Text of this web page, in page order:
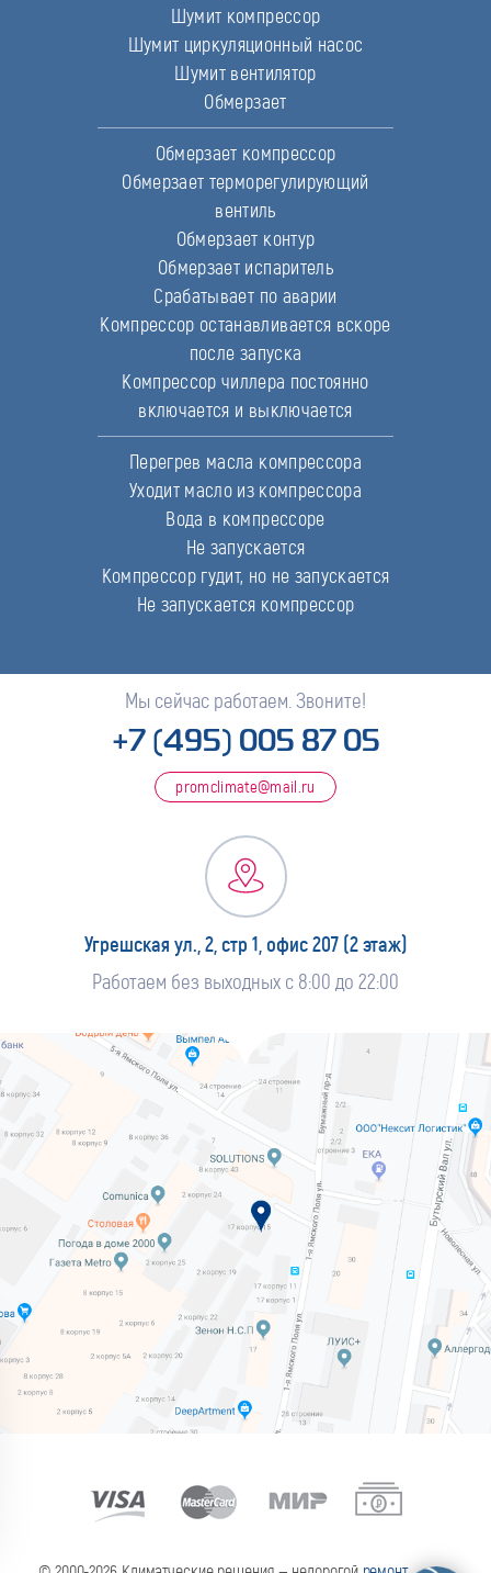
Шумит компрессор
Шумит циркуляционный насос
Шумит вентилятор
Обмерзает
Обмерзает компрессор
Обмерзает терморегулирующий
вентиль
Обмерзает контур
Обмерзает испаритель
Срабатывает по аварии
Компрессор останавливается вскоре
после запуска
Компрессор чиллера постоянно
включается и выключается
Перегрев масла компрессора
Уходит масло из компрессора
Вода в компрессоре
Не запускается
Компрессор гудит, но не запускается
Не запускается компрессор
Мы сейчас работаем. Звоните!
+7 (495) 005 87 05
promclimate@mail.ru
Угрешская ул., 2, стр 1, офис 207 (2 этаж)
Работаем без выходных с 8:00 до 22:00